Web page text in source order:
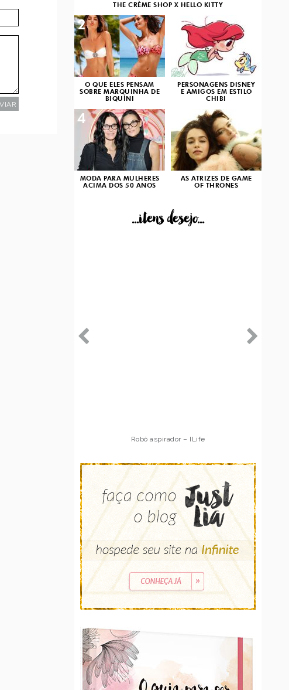
THE CRÈME SHOP X HELLO KITTY
O QUE ELES PENSAM
SOBRE MARQUINHA DE
BIQUÍNI
2
PERSONAGENS DISNEY
E AMIGOS EM ESTILO
CHIBI
3
MODA PARA MULHERES
ACIMA DOS 50 ANOS
4
AS ATRIZES DE GAME
OF THRONES
...itens desejo...
Robô aspirador – ILife